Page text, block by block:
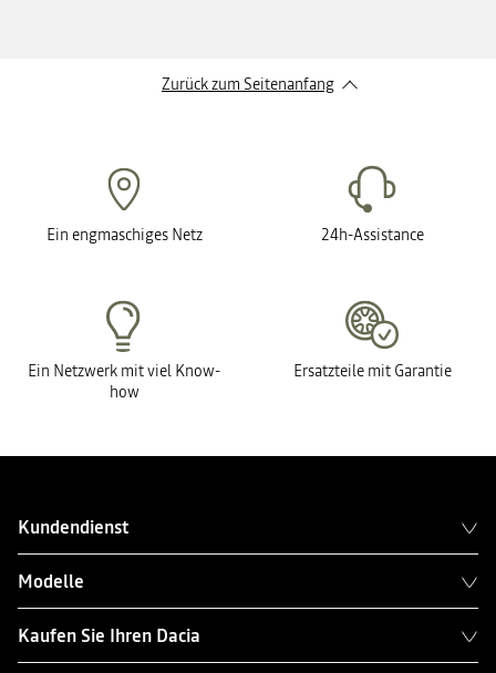
Zurück zum Seitenanfang
Ein engmaschiges Netz 24h-Assistance
Ein Netzwerk mit viel Know-
how
Ersatzteile mit Garantie
Kundendienst
Modelle
Kaufen Sie Ihren Dacia